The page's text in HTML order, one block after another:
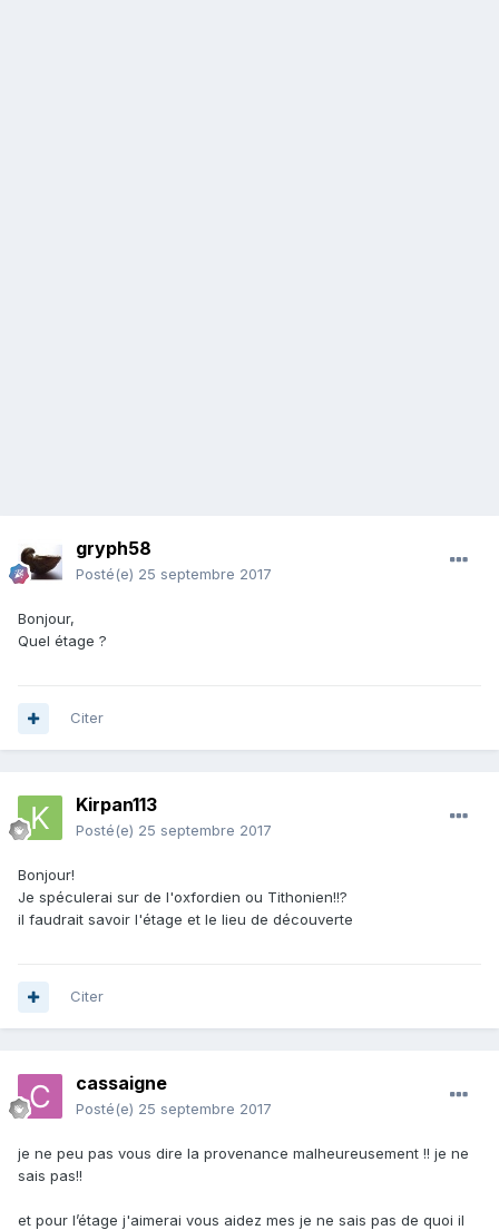
gryph58
Posté(e) 25 septembre 2017
Bonjour,
Quel étage ?
Citer
Kirpan113
Posté(e) 25 septembre 2017
Bonjour!
Je spéculerai sur de l'oxfordien ou Tithonien!!?
il faudrait savoir l'étage et le lieu de découverte
Citer
cassaigne
Posté(e) 25 septembre 2017
je ne peu pas vous dire la provenance malheureusement !! je ne
sais pas!!
et pour l’étage j'aimerai vous aidez mes je ne sais pas de quoi il